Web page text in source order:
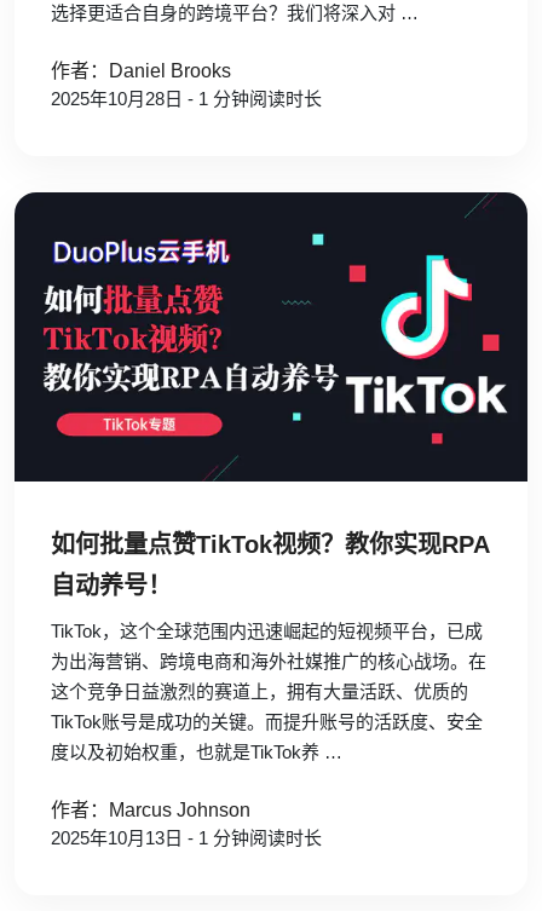
选择更适合自身的跨境平台？我们将深入对 …
作者：Daniel Brooks
2025年10月28日 - 1 分钟阅读时长
如何批量点赞TikTok视频？教你实现RPA
自动养号！
TikTok，这个全球范围内迅速崛起的短视频平台，已成
为出海营销、跨境电商和海外社媒推广的核心战场。在
这个竞争日益激烈的赛道上，拥有大量活跃、优质的
TikTok账号是成功的关键。而提升账号的活跃度、安全
度以及初始权重，也就是TikTok养 …
作者：Marcus Johnson
2025年10月13日 - 1 分钟阅读时长